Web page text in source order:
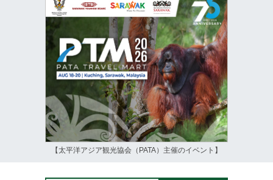
【太平洋アジア観光協会（PATA）主催のイベント】